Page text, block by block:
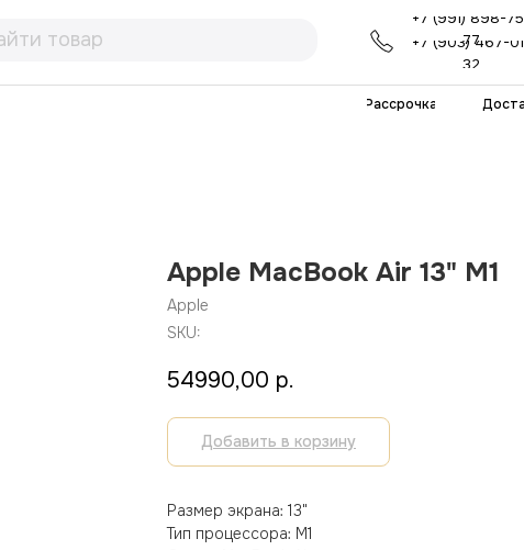
Trade-in
+7 (903) 467-01-
Apple MacBook Air 13" M1
Apple
SKU:
54990,00 р.
Добавить в корзину
Размер экрана: 13"
Тип процессора: M1